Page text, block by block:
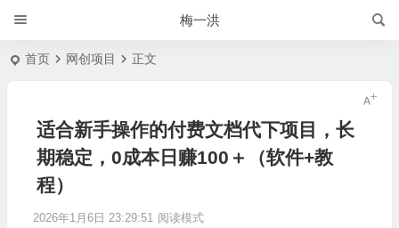
梅一洪
首页 网创项目 正文
适合新手操作的付费文档代下项目，长
期稳定，0成本日赚100＋（软件+教
程）
2026年1月6日 23:29:51 阅读模式